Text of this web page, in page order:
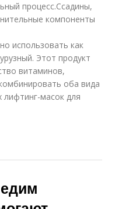
процесс.Ссадины,
компоненты
использовать как
Этот продукт
витаминов,
оба вида
лифтинг-масок для